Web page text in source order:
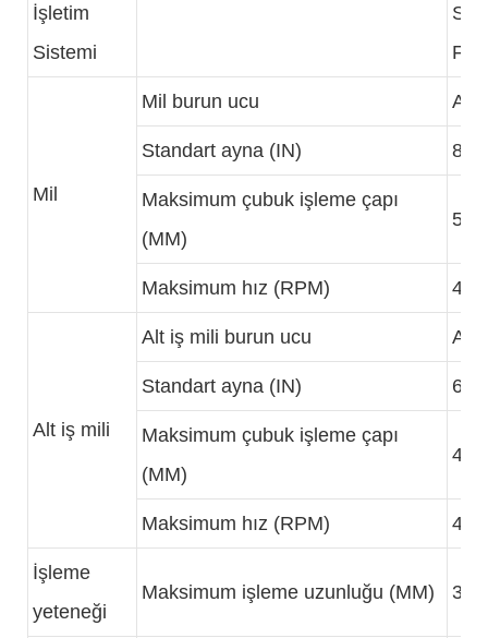
İşletim
Sistemi
Mil
Mil burun ucu A2-
Standart ayna (IN) 8
Maksimum çubuk işleme çapı
(MM)
52
Maksimum hız (RPM)
Alt iş mili
Alt iş mili burun ucu A2-
Standart ayna (IN) 6
Maksimum çubuk işleme çapı
(MM)
45
Maksimum hız (RPM)
İşleme
yeteneği
Maksimum işleme uzunluğu (MM) 300